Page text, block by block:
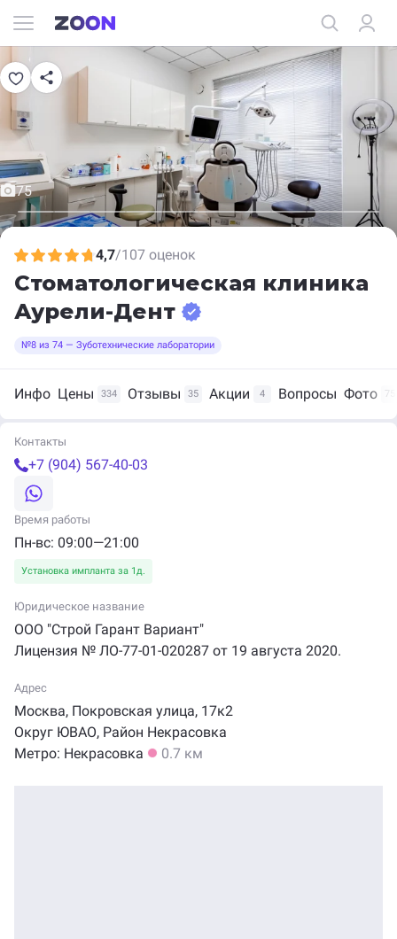
75
4,7/107 оценок
Стоматологическая клиника
Аурели-Дент
№8 из 74 — Зуботехнические лаборатории
Инфо Цены 334 Отзывы 35 Акции 4 Вопросы Фото 75
Контакты
+7 (904) 567-40-03
Время работы
Пн-вс: 09:00—21:00
Установка импланта за 1д.
Юридическое название
ООО "Строй Гарант Вариант"
Лицензия № ЛО-77-01-020287 от 19 августа 2020.
Адрес
Москва, Покровская улица, 17к2
Округ ЮВАО, Район Некрасовка
Метро: Некрасовка 0.7 км